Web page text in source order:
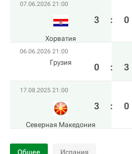
07.06.2026 21:00
Хорватия
3 : 0
06.06.2026 21:00
Грузия 0 : 3
17.08.2025 21:00
Северная Македония
3 : 0
Общее Испания